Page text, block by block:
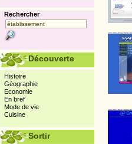
Rechercher
Découverte
Histoire
Géographie
Economie
En bref
Mode de vie
Cuisine
Sortir